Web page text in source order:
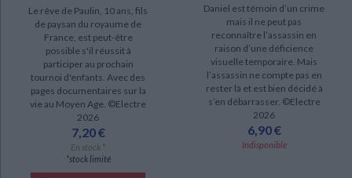
coffret (202)
document-audio (13)
revue (4)
jeu (2)
Grand Galop (137)
La cabane magique (128)
Le rêve de Paulin, 10 ans, fils
de paysan du royaume de
France, est peut-être
possible s'il réussit à
participer au prochain
tournoi d'enfants. Avec des
pages documentaires sur la
vie au Moyen Age. ©Electre
2026
7,20 €
En stock *
*stock limité
Daniel est témoin d’un crime
mais il ne peut pas
reconnaître l’assassin en
raison d’une déficience
visuelle temporaire. Mais
l’assassin ne compte pas en
rester là et est bien décidé à
s’en débarrasser. ©Electre
2026
6,90 €
Indisponible